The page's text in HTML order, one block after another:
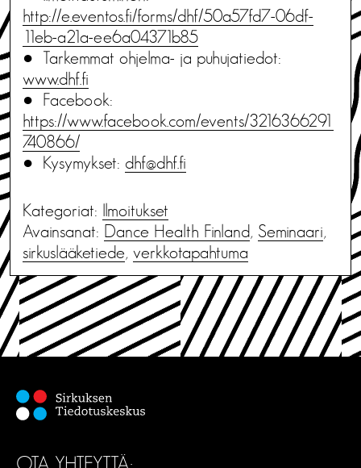
http://e.eventos.fi/forms/dhf/50a57fd7-06df-
11eb-a21a-ee6a04371b85
● Tarkemmat ohjelma- ja puhujatiedot:
www.dhf.fi
● Facebook:
https://www.facebook.com/events/3216366291
740866/
● Kysymykset: dhf@dhf.fi
Kategoriat: Ilmoitukset
Avainsanat: Dance Health Finland, Seminaari,
sirkuslääketiede, verkkotapahtuma